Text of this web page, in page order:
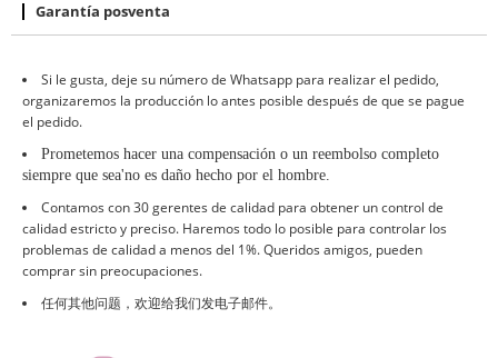
Garantía posventa
Si le gusta, deje su número de Whatsapp para realizar el pedido,
organizaremos la producción lo antes posible después de que se pague
el pedido.
Prometemos hacer una compensación o un reembolso completo
siempre que sea'no es daño hecho por el hombre.
Contamos con 30 gerentes de calidad para obtener un control de
calidad estricto y preciso. Haremos todo lo posible para controlar los
problemas de calidad a menos del 1%. Queridos amigos, pueden
comprar sin preocupaciones.
任何其他问题，欢迎给我们发电子邮件。